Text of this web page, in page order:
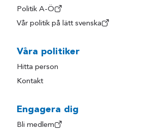
Politik A-Ö
Vår politik på lätt svenska
Våra politiker
Hitta person
Kontakt
Engagera dig
Bli medlem